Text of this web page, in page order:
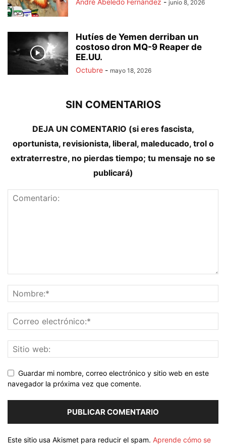
André Abeledo Fernández - junio 8, 2026
Hutíes de Yemen derriban un
costoso dron MQ-9 Reaper de
EE.UU.
Octubre - mayo 18, 2026
SIN COMENTARIOS
DEJA UN COMENTARIO (si eres fascista,
oportunista, revisionista, liberal, maleducado, trol o
extraterrestre, no pierdas tiempo; tu mensaje no se
publicará)
Guardar mi nombre, correo electrónico y sitio web en este
navegador la próxima vez que comente.
Este sitio usa Akismet para reducir el spam. Aprende cómo se